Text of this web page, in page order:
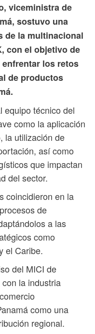
viceministra de
sostuvo una
de la multinacional
con el objetivo de
los retos
de productos
equipo técnico del
como la aplicación
la utilización de
así como
que impactan
del sector.
coincidieron en la
de
a las
como
el Caribe.
del MICI de
la industria
como una
regional.